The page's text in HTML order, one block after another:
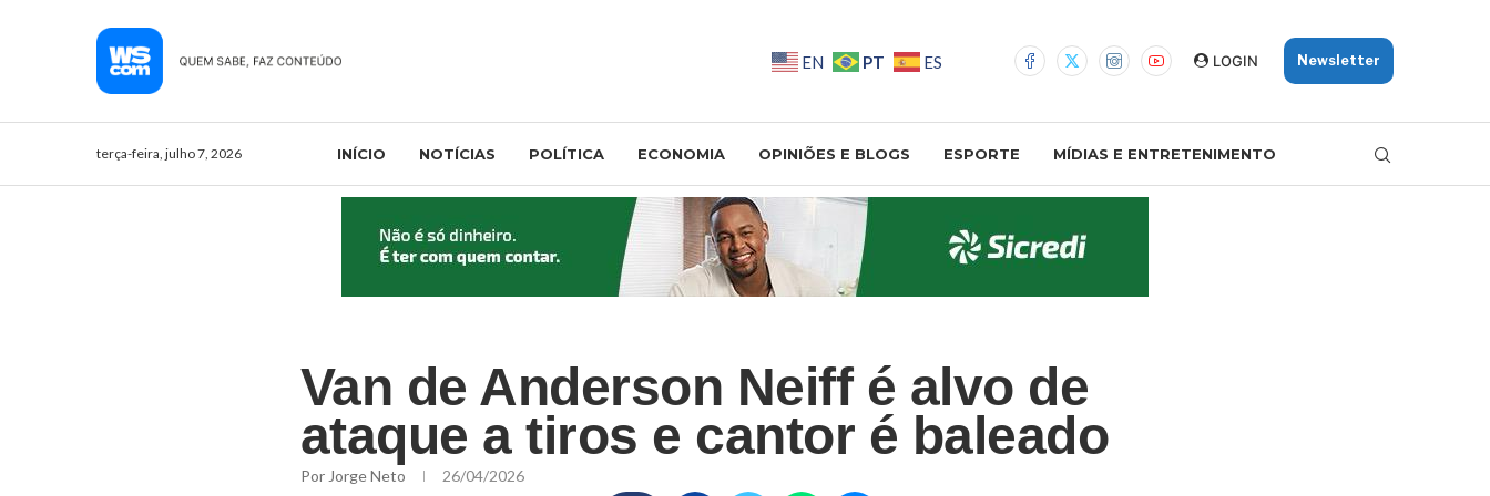
EN PT ES LOGIN Newsletter
terça-feira, julho 7, 2026 INÍCIO NOTÍCIAS POLÍTICA ECONOMIA OPINIÕES E BLOGS ESPORTE MÍDIAS E ENTRETENIMENTO
Van de Anderson Neiff é alvo de
ataque a tiros e cantor é baleado
Por Jorge Neto 26/04/2026